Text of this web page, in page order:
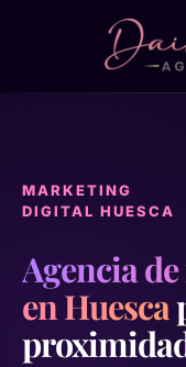
MARKETING
DIGITAL HUESCA
Agencia
en Huesca
Daima
● En línea